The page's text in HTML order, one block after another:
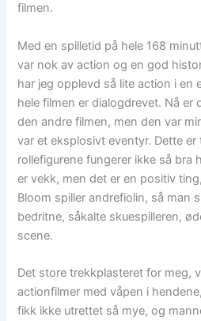
filmen.
Med en spilletid på hele 168
var nok av action og en god
har jeg opplevd så lite action i en
hele filmen er dialogdrevet. Nå er
den andre filmen, men den var
var et eksplosivt eventyr. Dette
rollefigurene fungerer ikke så bra
er vekk, men det er en positiv
Bloom spiller andrefiolin, så man
bedritne, såkalte skuespilleren,
scene.
Det store trekkplasteret for meg,
actionfilmer med våpen i
fikk ikke utrettet så mye, og